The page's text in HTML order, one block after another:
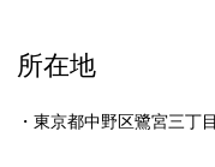
所在地
・東京都中野区鷺宮三丁